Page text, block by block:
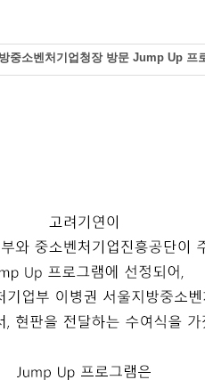
중소벤처기업청장 방문 Jump Up 프